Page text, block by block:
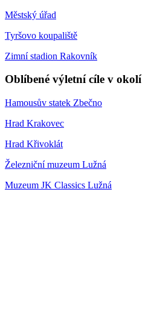
Městský úřad
Tyršovo koupaliště
Zimní stadion Rakovník
Oblíbené výletní cíle v okolí
Hamousův statek Zbečno
Hrad Krakovec
Hrad Křivoklát
Železniční muzeum Lužná
Muzeum JK Classics Lužná